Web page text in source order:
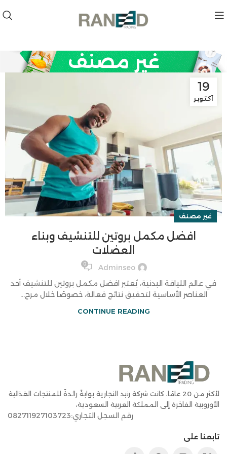
غير مصنف
19
أكتوبر
غير مصنف
افضل مكمل بروتين للتنشيف وبناء
العضلات
Adminseo
0
في عالم اللياقة البدنية، يُعتبر افضل مكمل بروتين للتنشيف أحد
العناصر الأساسية لتحقيق نتائج فعالة، خصوصًا خلال مرح...
CONTINUE READING
لأكثر من 20 عامًا، كانت شركة رنيد التجارية بوابةً رائدةً للمنتجات الغذائية
الأوروبية الفاخرة إلى المملكة العربية السعودية،
رقم السجل التجاري:082711927103723
تابعنا على